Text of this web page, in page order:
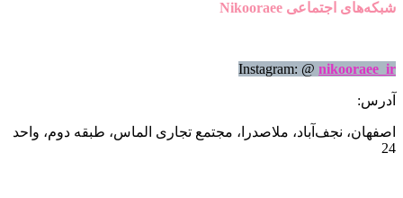
شبکه‌های اجتماعی Nikooraee
Instagram: @ nikooraee_ir
آدرس:
اصفهان، نجف‌آباد، ملاصدرا، مجتمع تجاری الماس، طبقه دوم، واحد
24